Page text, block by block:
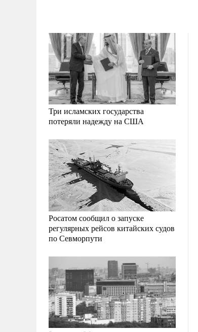
Три исламских государства
потеряли надежду на США
Росатом сообщил о запуске
регулярных рейсов китайских судов
по Севморпути